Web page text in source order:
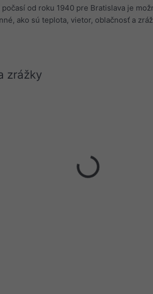
od roku 1940 pre Bratislava je
ako sú teplota, vietor, oblačnosť a
zrážky